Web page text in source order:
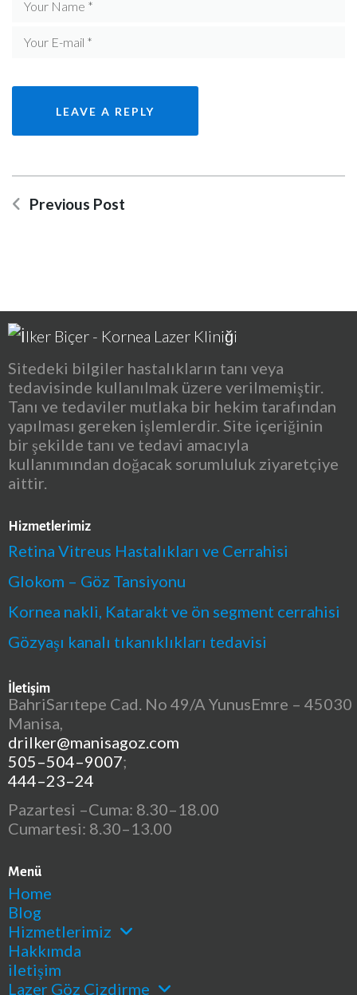
Previous Post
Sitedeki bilgiler hastalıkların tanı veya
tedavisinde kullanılmak üzere verilmemiştir.
Tanı ve tedaviler mutlaka bir hekim tarafından
yapılması gereken işlemlerdir. Site içeriğinin
bir şekilde tanı ve tedavi amacıyla
kullanımından doğacak sorumluluk ziyaretçiye
aittir.
Hizmetlerimiz
Retina Vitreus Hastalıkları ve Cerrahisi
Glokom – Göz Tansiyonu
Kornea nakli, Katarakt ve ön segment cerrahisi
Gözyaşı kanalı tıkanıklıkları tedavisi
İletişim
BahriSarıtepe Cad. No 49/A YunusEmre – 45030
Manisa,
drilker@manisagoz.com
505–504–9007;
444–23–24
Pazartesi –Cuma: 8.30–18.00
Cumartesi: 8.30–13.00
Menü
Home
Blog
Hizmetlerimiz
Hakkımda
iletişim
Lazer Göz Çizdirme